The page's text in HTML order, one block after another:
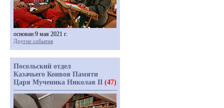
основан 9 мая 2021 г.
Другие события
Посольский отдел
Казачьего Конвоя Памяти
Царя Мученика Николая II (47)